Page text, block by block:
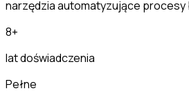
narzędzia automatyzujące procesy
8+
lat doświadczenia
Pełne